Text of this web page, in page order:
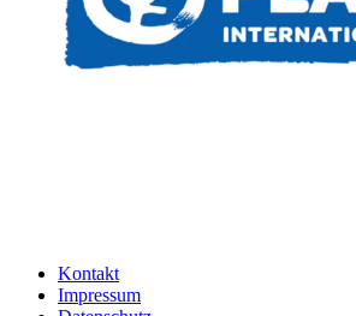
Kontakt
Impressum